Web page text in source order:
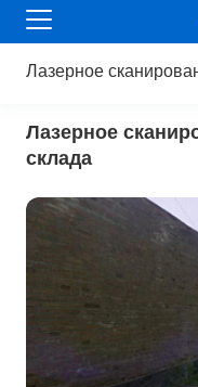
Лазерное
Лазерное
склада